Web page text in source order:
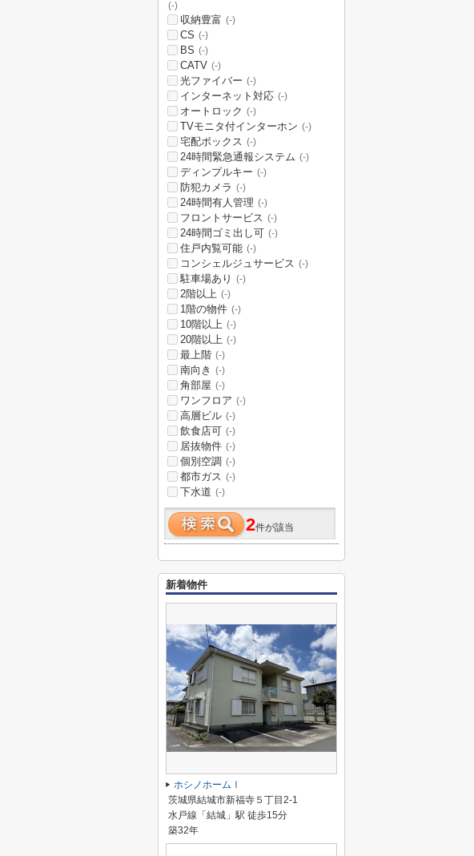
(-)
収納豊富 (-)
CS (-)
BS (-)
CATV (-)
光ファイバー (-)
インターネット対応 (-)
オートロック (-)
TVモニタ付インターホン (-)
宅配ボックス (-)
24時間緊急通報システム (-)
ディンプルキー (-)
防犯カメラ (-)
24時間有人管理 (-)
フロントサービス (-)
24時間ゴミ出し可 (-)
住戸内覧可能 (-)
コンシェルジュサービス (-)
駐車場あり (-)
2階以上 (-)
1階の物件 (-)
10階以上 (-)
20階以上 (-)
最上階 (-)
南向き (-)
角部屋 (-)
ワンフロア (-)
高層ビル (-)
飲食店可 (-)
居抜物件 (-)
個別空調 (-)
都市ガス (-)
下水道 (-)
2件が該当
新着物件
ホシノホームⅠ
茨城県結城市新福寺５丁目2-1
水戸線「結城」駅 徒歩15分
築32年